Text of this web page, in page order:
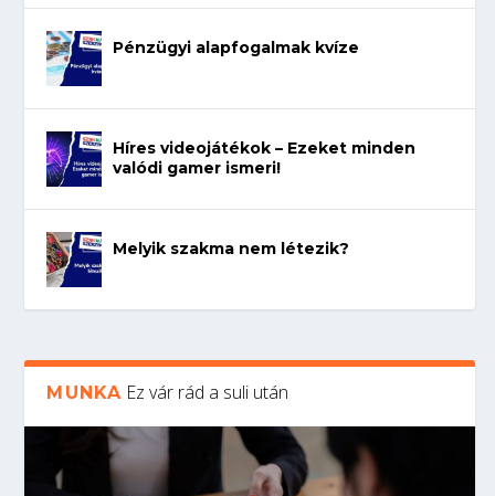
Pénzügyi alapfogalmak kvíze
Híres videojátékok – Ezeket minden
valódi gamer ismeri!
Melyik szakma nem létezik?
MUNKA Ez vár rád a suli után